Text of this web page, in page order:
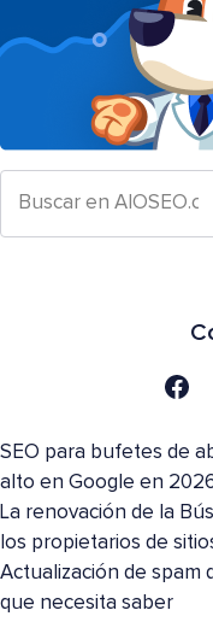
SEO para bufetes de
alto en Google en
La renovación de la
los propietarios de
Actualización de spam
que necesita saber